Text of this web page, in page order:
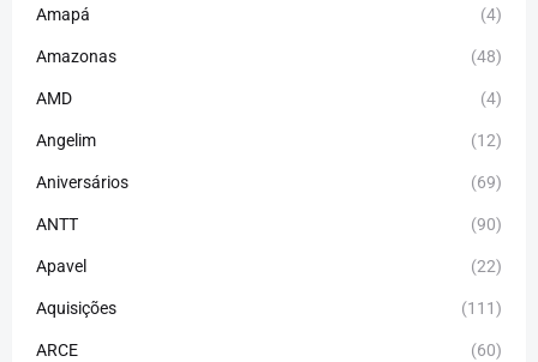
Amapá (4)
Amazonas (48)
AMD (4)
Angelim (12)
Aniversários (69)
ANTT (90)
Apavel (22)
Aquisições (111)
ARCE (60)